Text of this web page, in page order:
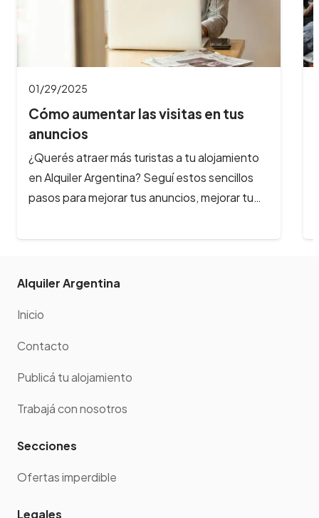
01/23/2025
Cuáles son los 5 mejores carnavales
de Argent…
Argentina ofrece una diversidad de
celebraciones que reflejan la riqueza cultural.
Cuáles son los carnavales más destacados
Alquiler Argentina
Inicio
Contacto
Publicá tu alojamiento
Trabajá con nosotros
Secciones
Ofertas imperdible
Legales